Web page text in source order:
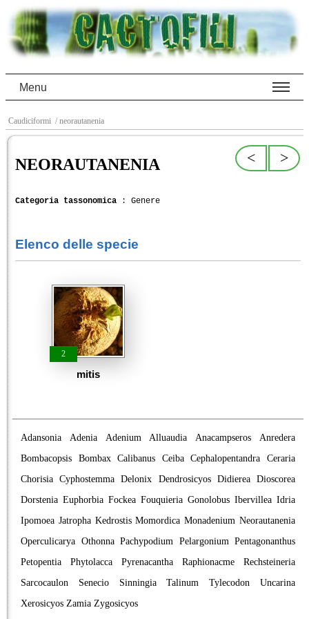
Menu
Caudiciformi / neorautanenia
>
<
NEORAUTANENIA
Categoria tassonomica : Genere
Elenco delle specie
2
mitis
Adansonia Adenia Adenium Alluaudia Anacampseros
Anredera
Bombacopsis
Bombax Calibanus Ceiba Cephalopentandra
Ceraria
Chorisia
Cyphostemma Delonix Dendrosicyos Didierea
Dioscorea
Dorstenia Euphorbia Fockea Fouquieria Gonolobus Ibervillea Idria
Ipomoea Jatropha Kedrostis Momordica Monadenium Neorautanenia
Operculicarya Othonna Pachypodium Pelargonium Pentagonanthus
Petopentia
Phytolacca Pyrenacantha Raphionacme
Rechsteineria
Sarcocaulon
Senecio Sinningia Talinum Tylecodon
Uncarina
Xerosicyos Zamia Zygosicyos